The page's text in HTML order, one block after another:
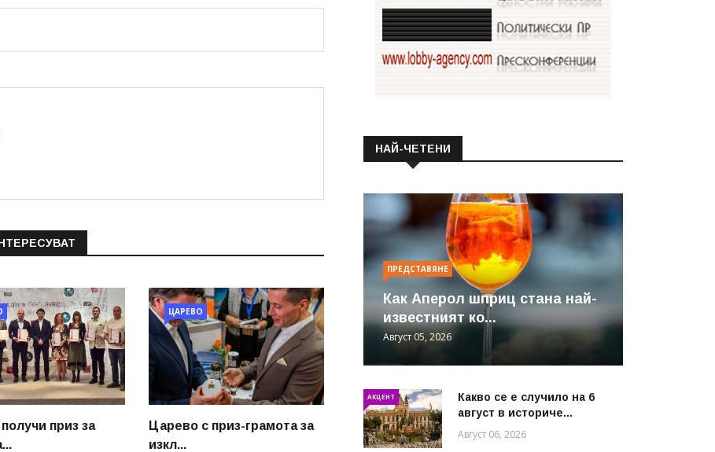
приз за
ЦАРЕВО
Царево с приз-грамота за
изкл...
НАЙ-ЧЕТЕНИ
ПРЕДСТАВЯНЕ
Как Аперол шприц стана най-
известният ко...
Август 05, 2026
АКЦЕНТ
Какво се е случило на 6
август в историче...
Август 06, 2026